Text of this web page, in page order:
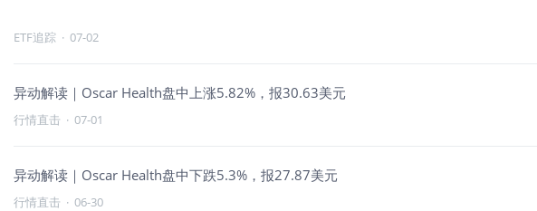
ETF追踪 · 07-02
异动解读｜Oscar Health盘中上涨5.82%，报30.63美元
行情直击 · 07-01
异动解读｜Oscar Health盘中下跌5.3%，报27.87美元
行情直击 · 06-30